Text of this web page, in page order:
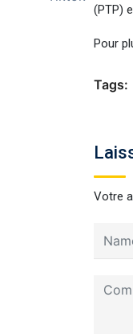
(PTP)
Pour
Tags:
Votre